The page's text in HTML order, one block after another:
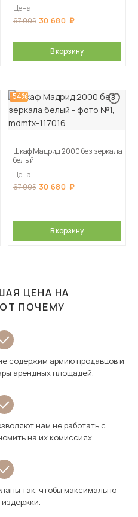
Цена
67 005 30 680
В корзину
-54%
Шкаф Мадрид 2000 без зеркала
белый
Цена
67 005 30 680
В корзину
ЦЕНА НА
ПОЧЕМУ
содержим армию продавцов и
арендных площадей.
нам не работать с
на их комиссиях.
так, чтобы максимально